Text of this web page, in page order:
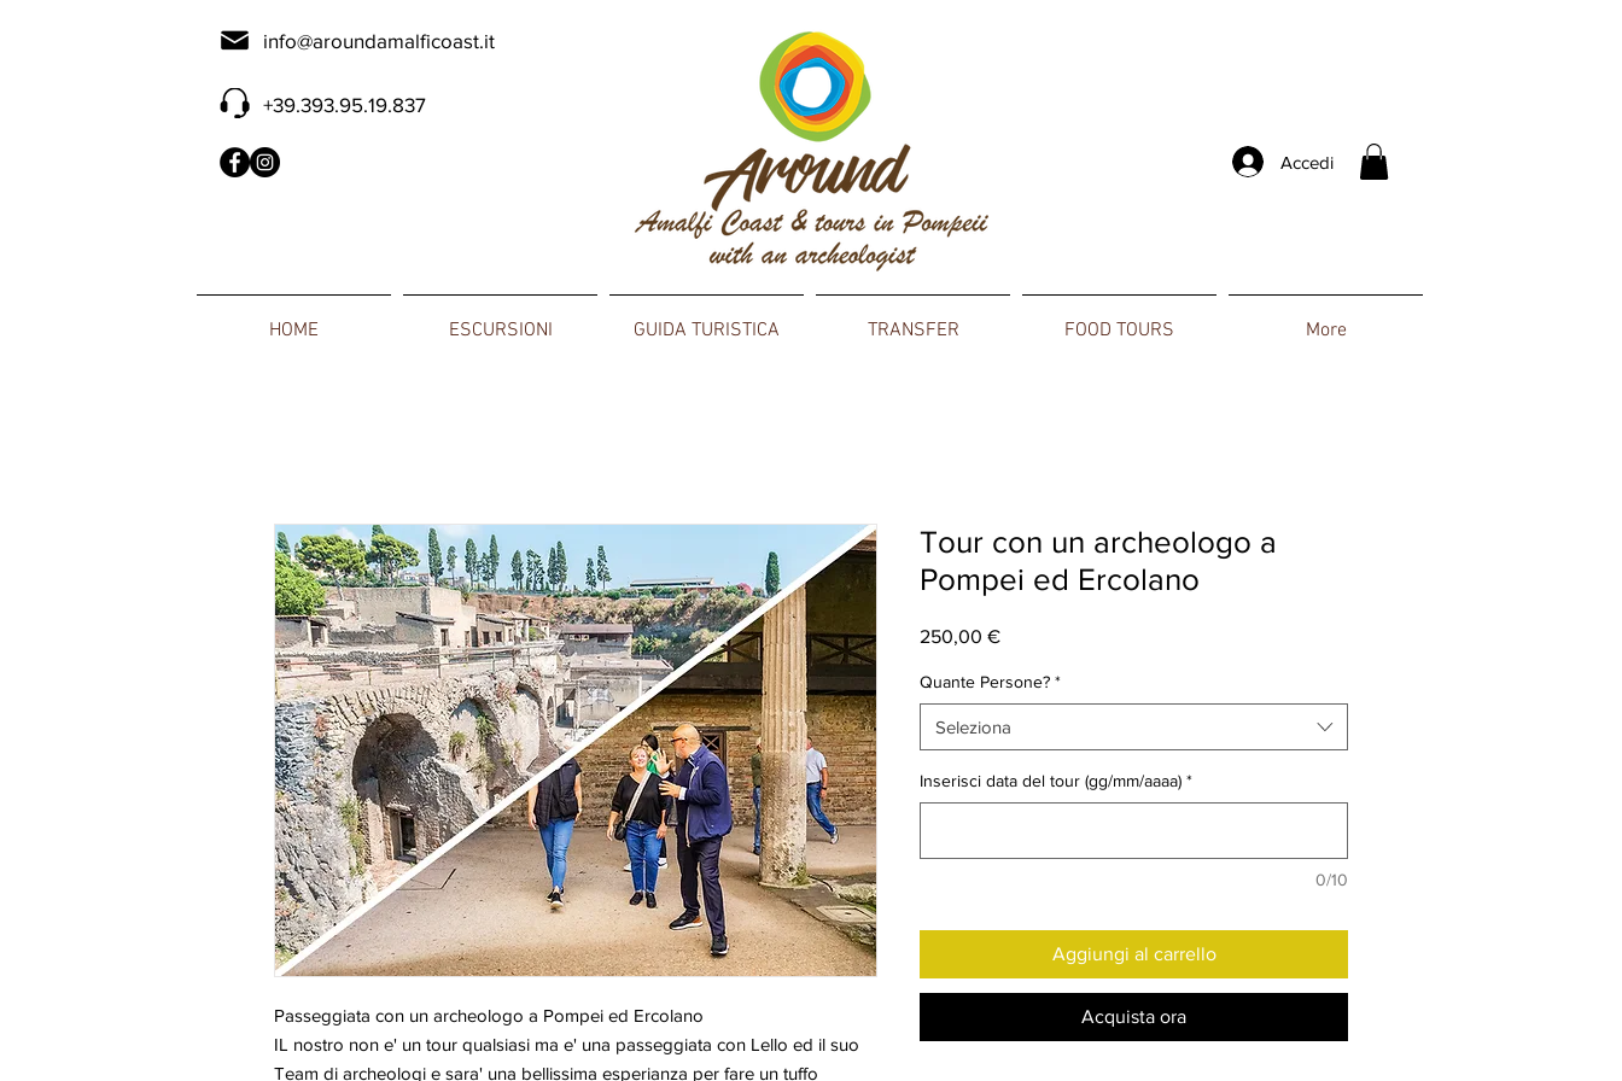
info@aroundamalficoast.it
+39.393.95.19.837
Accedi
HOME ESCURSIONI GUIDA TURISTICA TRANSFER FOOD TOURS More
Passeggiata con un archeologo a Pompei ed Ercolano
IL nostro non e' un tour qualsiasi ma e' una passeggiata con Lello ed il suo
Team di archeologi e sara' una bellissima esperianza per fare un tuffo
Tour con un archeologo a
Pompei ed Ercolano
250,00 €Prezzo
Quante Persone? *
Seleziona
Inserisci data del tour (gg/mm/aaaa) *
0/10
Aggiungi al carrello
Acquista ora